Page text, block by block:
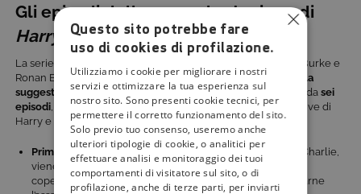
Gli episodi della seconda stagione di
Harry Wild
La serie, creata da David Logan e Jo Spain e diretta da Rob Burke e
Ronan Burke, è prodotta da Dynamic Television egirata nella
suggestiva città di Dublino. Laseconda stagione , composta da sei
episodi , continua a sviluppare le intricate vicende investigative di
Harry e Fergus:
Primo episodio: dopo che Ray, ex di Harry e mentore di Charlie,
viene ucciso mentre era impegnato in un’indagine sotto
copertura, Harry e Charlie sono determinati a smascherarne
Questo sito potrebbe fare
uso di cookies di profilazione.
Utilizziamo i cookie per migliorare i nostri
servizi e ottimizzare la tua esperienza sul
nostro sito. Sono presenti cookie tecnici, per
permettere il corretto funzionamento del sito.
Solo previo tuo consenso, useremo anche
ulteriori tipologie di cookie, o analitici per
effettuare analisi e monitoraggio dei tuoi
comportamenti di visitatore sul sito, o di
profilazione, anche di terze parti, per inviarti